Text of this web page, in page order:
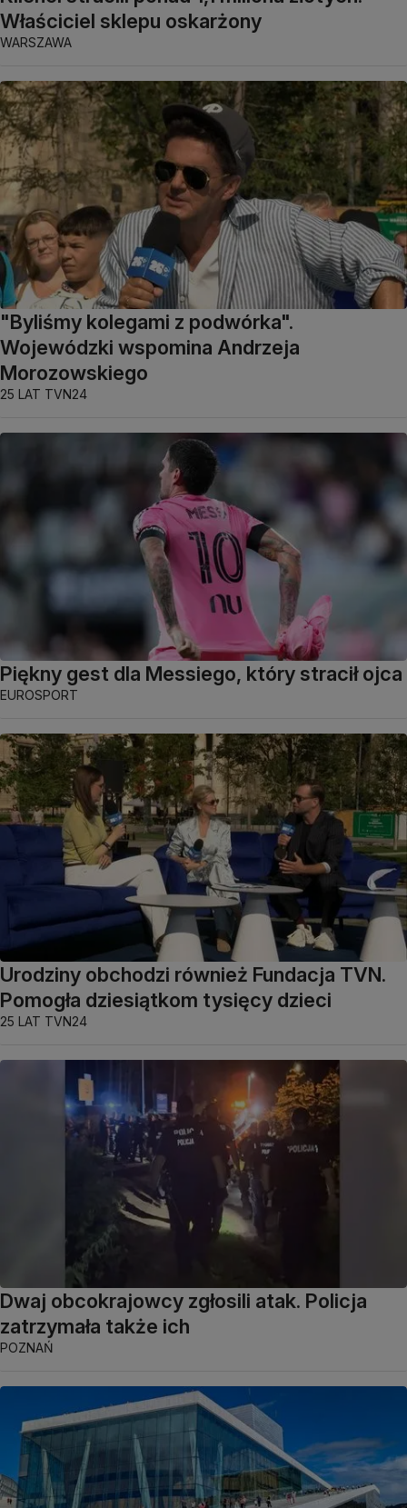
Właściciel sklepu oskarżony
WARSZAWA
"Byliśmy kolegami z podwórka".
Wojewódzki wspomina Andrzeja
Morozowskiego
25 LAT TVN24
Piękny gest dla Messiego, który stracił ojca
EUROSPORT
Urodziny obchodzi również Fundacja TVN.
Pomogła dziesiątkom tysięcy dzieci
25 LAT TVN24
Dwaj obcokrajowcy zgłosili atak. Policja
zatrzymała także ich
POZNAŃ